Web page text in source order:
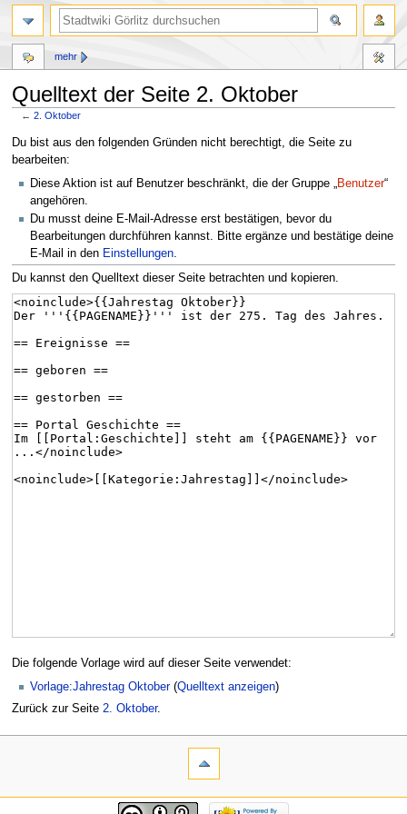
Quelltext der Seite 2. Oktober
←2. Oktober
Zur
Navigation
springen
Zur
Suche
springen
Du bist aus den folgenden Gründen nicht berechtigt, die Seite zu
bearbeiten:
Diese Aktion ist auf Benutzer beschränkt, die der Gruppe „
Benutzer“
angehören.
Du musst deine E-Mail-Adresse erst bestätigen, bevor du
Bearbeitungen durchführen kannst. Bitte ergänze und bestätige deine
E-Mail in den Einstellungen
Du kannst den Quelltext dieser Seite betrachten und kopieren.
Die folgende Vorlage wird auf dieser Seite verwendet:
Vorlage:Jahrestag Oktober(Quelltext anzeigen)
Zurück zur Seite 2. Oktober.
mehr